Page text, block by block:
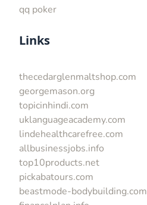
qq poker
Links
thecedarglenmaltshop.com
georgemason.org
topicinhindi.com
uklanguageacademy.com
lindehealthcarefree.com
allbusinessjobs.info
top10products.net
pickabatours.com
beastmode-bodybuilding.com